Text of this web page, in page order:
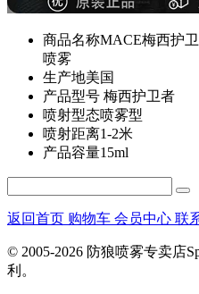
商品名称MACE梅西护
喷雾
生产地美国
产品型号 梅西护卫者
喷射型态喷雾型
喷射距离1-2米
产品容量15ml
返回首页 购物车 会员中心 联
© 2005-2026 防狼喷雾专卖店
利。